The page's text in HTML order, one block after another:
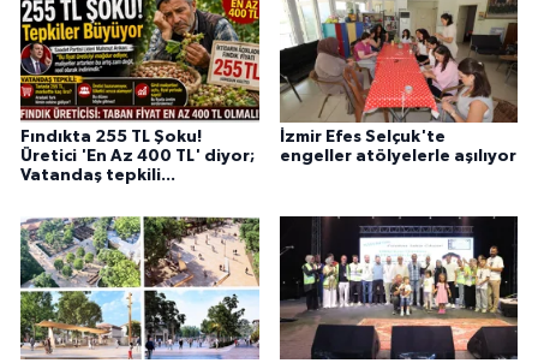
Fındıkta 255 TL Şoku!
Üretici 'En Az 400 TL' diyor;
Vatandaş tepkili...
İzmir Efes Selçuk'te
engeller atölyelerle aşılıyor